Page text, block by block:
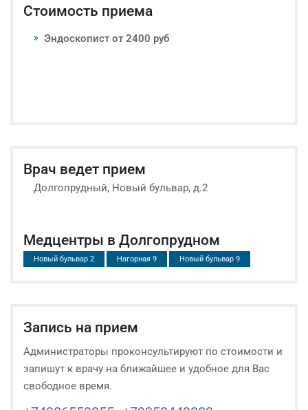
Стоимость приема
Эндоскопист от 2400 руб
Врач ведет прием
Долгопрудный, Новый бульвар, д.2
Медцентры в Долгопрудном
Новый бульвар 2 Нагорная 9 Новый бульвар 9
Запись на прием
Администраторы проконсультируют по стоимости и
запишут к врачу на ближайшее и удобное для Вас
свободное время.